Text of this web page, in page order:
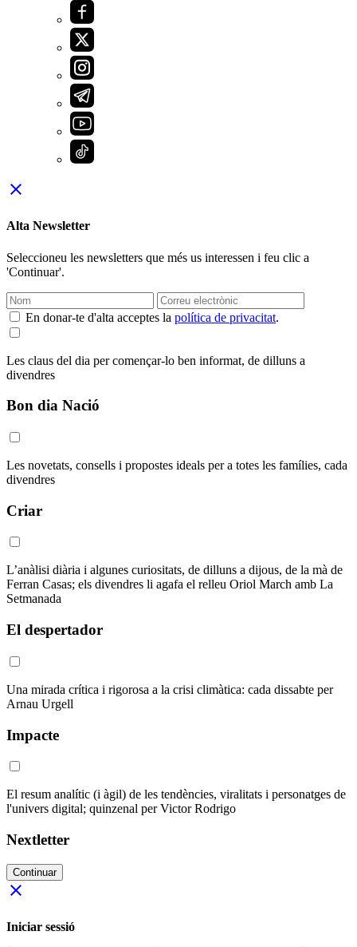
close
Alta Newsletter
Seleccioneu les newsletters que més us interessen i feu clic a
'Continuar'.
En donar-te d'alta acceptes la política de privacitat.
Les claus del dia per començar-lo ben informat, de dilluns a
divendres
Bon dia Nació
Les novetats, consells i propostes ideals per a totes les famílies, cada
divendres
Criar
L’anàlisi diària i algunes curiositats, de dilluns a dijous, de la mà de
Ferran Casas; els divendres li agafa el relleu Oriol March amb La
Setmanada
El despertador
Una mirada crítica i rigorosa a la crisi climàtica: cada dissabte per
Arnau Urgell
Impacte
El resum analític (i àgil) de les tendències, viralitats i personatges de
l'univers digital; quinzenal per Victor Rodrigo
Nextletter
Continuar
close
Iniciar sessió